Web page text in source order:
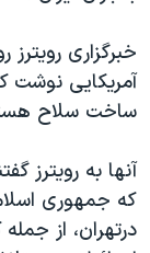
آمریکایی نوشت
ساخت سلاح
آنها به رویترز
که جمهوری
درتهران، از